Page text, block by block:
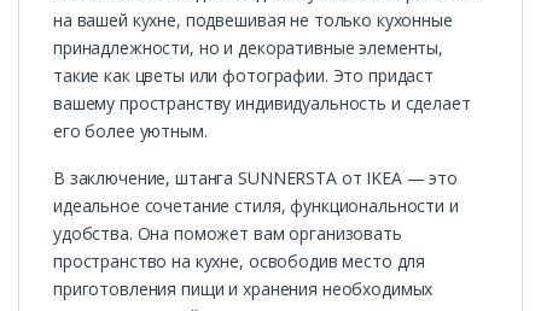
на вашей кухне, подвешивая не только кухонные
принадлежности, но и декоративные элементы,
такие как цветы или фотографии. Это придаст
вашему пространству индивидуальность и сделает
его более уютным.
В заключение, штанга SUNNERSTA от IKEA — это
идеальное сочетание стиля, функциональности и
удобства. Она поможет вам организовать
пространство на кухне, освободив место для
приготовления пищи и хранения необходимых